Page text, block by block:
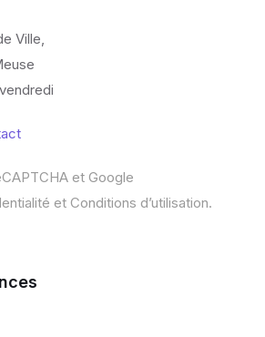
Ville,
et Google
et Conditions d’utilisation.